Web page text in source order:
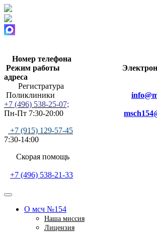
Номер телефона
Режим работы
адреса
Поликлиники
+7 (496) 538-25-07;
Пн-Пт 7:30-20:00
+7 (915) 129-57-45
7:30-14:00
Скорая
+7 (496) 538-21-33
О мсч №154
Наша миссия
Лицензия